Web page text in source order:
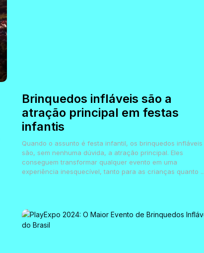
Brinquedos infláveis são a
atração principal em festas
infantis
Quando o assunto é festa infantil, os brinquedos infláveis
são, sem nenhuma dúvida, a atração principal. Eles
conseguem transformar qualquer evento em uma
experiência inesquecível, tanto para as crianças quanto ...